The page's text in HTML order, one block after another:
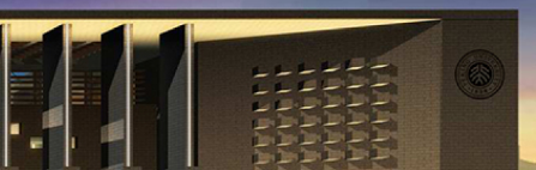
活动
指南
校企合作
地方研究院
职能办公室
通知发布
公示信息
学工队伍
办事指南
办事流程
在线办公
制度规范